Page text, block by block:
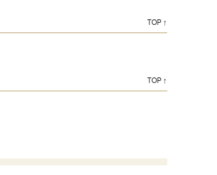
TOP ↑
TOP ↑